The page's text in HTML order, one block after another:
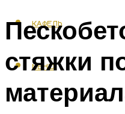
КАФЕЛЬ
МЕНЮ
стяжки